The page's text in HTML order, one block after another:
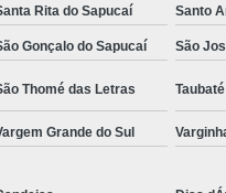
para Carros
Rastreamento de Carros
de Carro Gps
Belo Horizonte
Rita do Sapucaí Santo
Gonçalo do Sapucaí São
Thomé das Letras Taubaté
Grande do Sul